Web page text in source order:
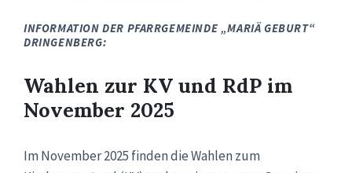
INFORMATION DER PFARRGEMEINDE „MARIÄ GEBURT“
DRINGENBERG:
Wahlen zur KV und RdP im
November 2025
Im November 2025 finden die Wahlen zum